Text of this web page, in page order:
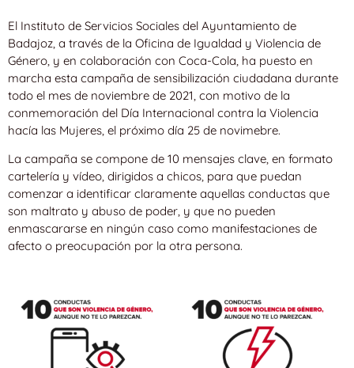
El Instituto de Servicios Sociales del Ayuntamiento de
Badajoz, a través de la Oficina de Igualdad y Violencia de
Género, y en colaboración con Coca-Cola, ha puesto en
marcha esta campaña de sensibilización ciudadana durante
todo el mes de noviembre de 2021, con motivo de la
conmemoración del Día Internacional contra la Violencia
hacía las Mujeres, el próximo día 25 de novimebre.
La campaña se compone de 10 mensajes clave, en formato
cartelería y vídeo, dirigidos a chicos, para que puedan
comenzar a identificar claramente aquellas conductas que
son maltrato y abuso de poder, y que no pueden
enmascararse en ningún caso como manifestaciones de
afecto o preocupación por la otra persona.